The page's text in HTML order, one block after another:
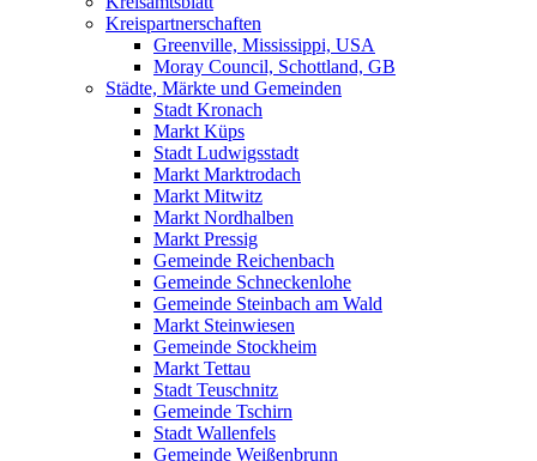
Kreispartnerschaften
Greenville, Mississippi, USA
Moray Council, Schottland, GB
Städte, Märkte und Gemeinden
Stadt Kronach
Markt Küps
Stadt Ludwigsstadt
Markt Marktrodach
Markt Mitwitz
Markt Nordhalben
Markt Pressig
Gemeinde Reichenbach
Gemeinde Schneckenlohe
Gemeinde Steinbach am Wald
Markt Steinwiesen
Gemeinde Stockheim
Markt Tettau
Stadt Teuschnitz
Gemeinde Tschirn
Stadt Wallenfels
Gemeinde Weißenbrunn